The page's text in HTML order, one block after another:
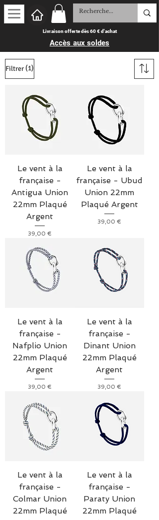
Livraison offerte dès 60 € d'achat
Accès aux soldes
Filtrer (1)
Le vent à la
française -
Antigua Union
22mm Plaqué
Argent
Prix
39,00 €
Le vent à la
française - Ubud
Union 22mm
Plaqué Argent
Prix
39,00 €
Le vent à la
française -
Nafplio Union
22mm Plaqué
Argent
Prix
39,00 €
Le vent à la
française -
Dinant Union
22mm Plaqué
Argent
Prix
39,00 €
Le vent à la
française -
Colmar Union
22mm Plaqué
Le vent à la
française -
Paraty Union
22mm Plaqué